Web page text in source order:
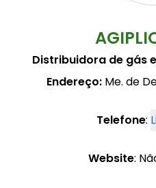
Distribuidora de gás
Endereço:Me. de
Telefone:
Website: